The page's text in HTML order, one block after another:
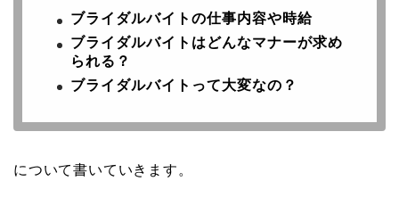
ブライダルバイトの仕事内容や時給
ブライダルバイトはどんなマナーが求め
られる？
ブライダルバイトって大変なの？
について書いていきます。